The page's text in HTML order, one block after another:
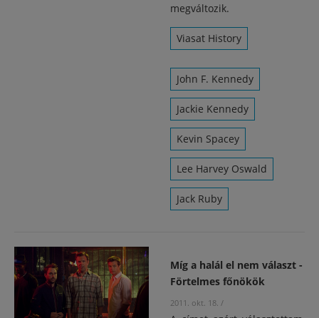
megváltozik.
Viasat History
John F. Kennedy
Jackie Kennedy
Kevin Spacey
Lee Harvey Oswald
Jack Ruby
Míg a halál el nem választ -
Förtelmes főnökök
2011. okt. 18. /